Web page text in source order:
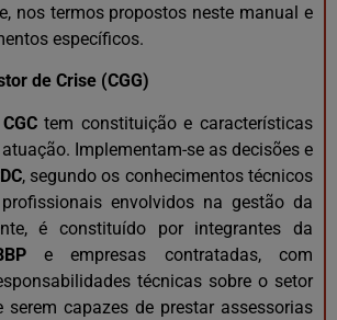
nos termos propostos neste manual e
específicos.
de Crise (CGG)
CGCtem constituição e características
Implementam-se as decisões e
, segundo os conhecimentos técnicos
envolvidos na gestão da
é constituído por integrantes da
e empresas contratadas, com
técnicas sobre o setor
serem capazes de prestar assessorias